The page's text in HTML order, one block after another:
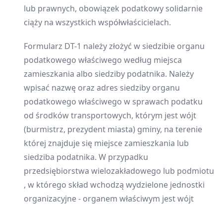
lub prawnych, obowiązek podatkowy solidarnie
ciąży na wszystkich współwłaścicielach.
Formularz DT-1 należy złożyć w siedzibie organu
podatkowego właściwego według miejsca
zamieszkania albo siedziby podatnika. Należy
wpisać nazwę oraz adres siedziby organu
podatkowego właściwego w sprawach podatku
od środków transportowych, którym jest wójt
(burmistrz, prezydent miasta) gminy, na terenie
której znajduje się miejsce zamieszkania lub
siedziba podatnika. W przypadku
przedsiębiorstwa wielozakładowego lub podmiotu
, w którego skład wchodzą wydzielone jednostki
organizacyjne - organem właściwym jest wójt